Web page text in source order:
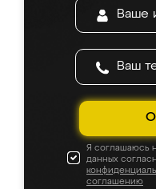
Я соглашаюсь
данных
соглашению